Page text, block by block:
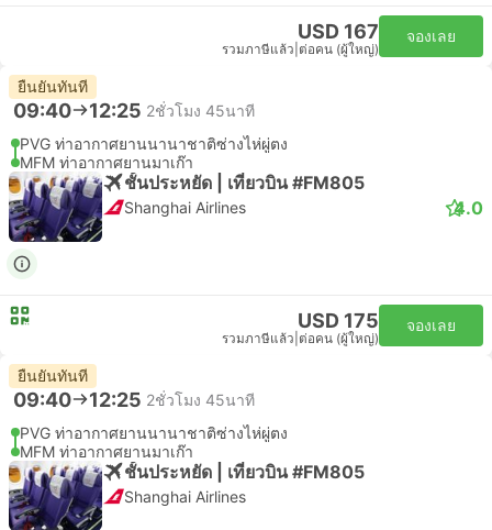
USD 167
รวมภาษีแล้ว ต่อคน (ผู้ใหญ่)
จองเลย
ยืนยันทันที
09:40 12:25 2ชั่วโมง 45นาที
PVG ท่าอากาศยานนานาชาติซ่างไห่ผู่ตง
MFM ท่าอากาศยานมาเก๊า
ชั้นประหยัด | เที่ยวบิน #FM805
Shanghai Airlines 4.0
USD 175
รวมภาษีแล้ว ต่อคน (ผู้ใหญ่)
จองเลย
ยืนยันทันที
09:40 12:25 2ชั่วโมง 45นาที
PVG ท่าอากาศยานนานาชาติซ่างไห่ผู่ตง
MFM ท่าอากาศยานมาเก๊า
ชั้นประหยัด | เที่ยวบิน #FM805
Shanghai Airlines